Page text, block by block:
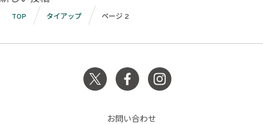
稿
ビ
TOP タイアップ ページ 2
お問い合わせ